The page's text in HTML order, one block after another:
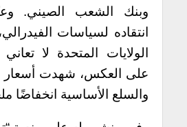
وبنك الشعب الصيني.
انتقاده لسياسات
الولايات المتحدة لا
على العكس، شهدت أسعار
والسلع الأساسية انخفاضًا